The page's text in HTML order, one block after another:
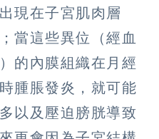
現在子宮肌肉層
當這些異位（經血
的內膜組織在月經
腫脹發炎，就可能
以及壓迫膀胱導致